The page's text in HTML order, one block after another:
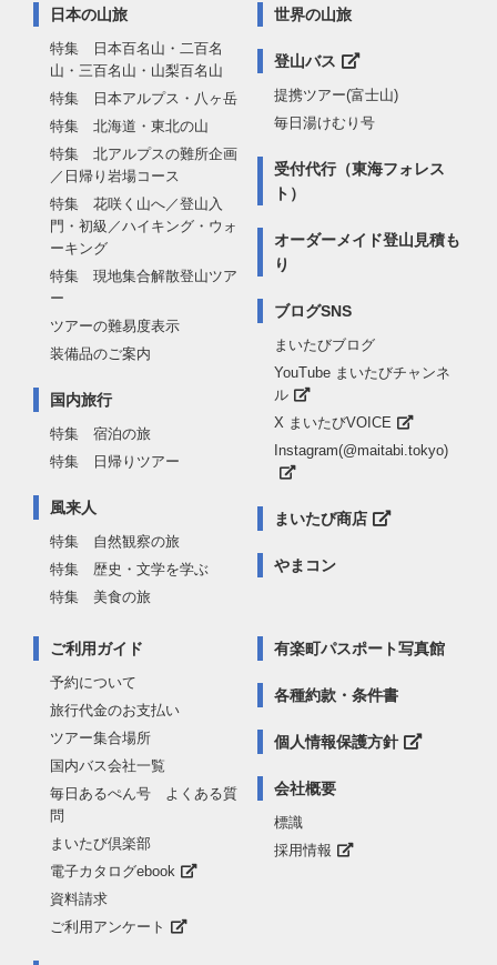
日本の山旅
特集 日本百名山・二百名
山・三百名山・山梨百名山
特集 日本アルプス・八ヶ岳
特集 北海道・東北の山
特集 北アルプスの難所企画
／日帰り岩場コース
特集 花咲く山へ／登山入
門・初級／ハイキング・ウォ
ーキング
特集 現地集合解散登山ツア
ー
ツアーの難易度表示
装備品のご案内
国内旅行
特集 宿泊の旅
特集 日帰りツアー
風来人
特集 自然観察の旅
特集 歴史・文学を学ぶ
特集 美食の旅
世界の山旅
登山バス
提携ツアー(富士山)
毎日湯けむり号
受付代行（東海フォレス
ト）
オーダーメイド登山見積も
り
ブログSNS
まいたびブログ
YouTube まいたびチャンネ
ル
X まいたびVOICE
Instagram(@maitabi.tokyo)
まいたび商店
やまコン
ご利用ガイド
予約について
旅行代金のお支払い
ツアー集合場所
国内バス会社一覧
毎日あるぺん号 よくある質
問
まいたび倶楽部
電子カタログebook
資料請求
ご利用アンケート
有楽町パスポート写真館
各種約款・条件書
個人情報保護方針
会社概要
標識
採用情報